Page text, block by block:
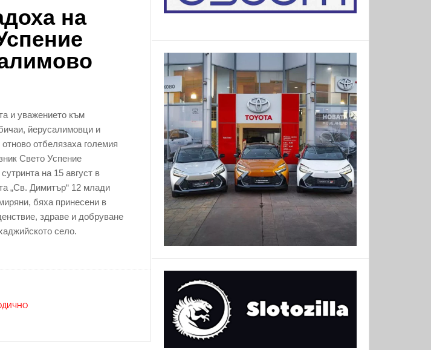
на
и уважението към
йерусалимовци и
отбелязаха големия
Свето Успение
на 15 август в
„Св. Димитър“ 12 млади
бяха принесени в
здраве и добруване
село.